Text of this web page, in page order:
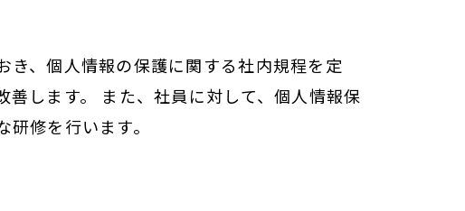
、個人情報の保護に関する社内規程を定
します。 また、社員に対して、個人情報保
修を行います。